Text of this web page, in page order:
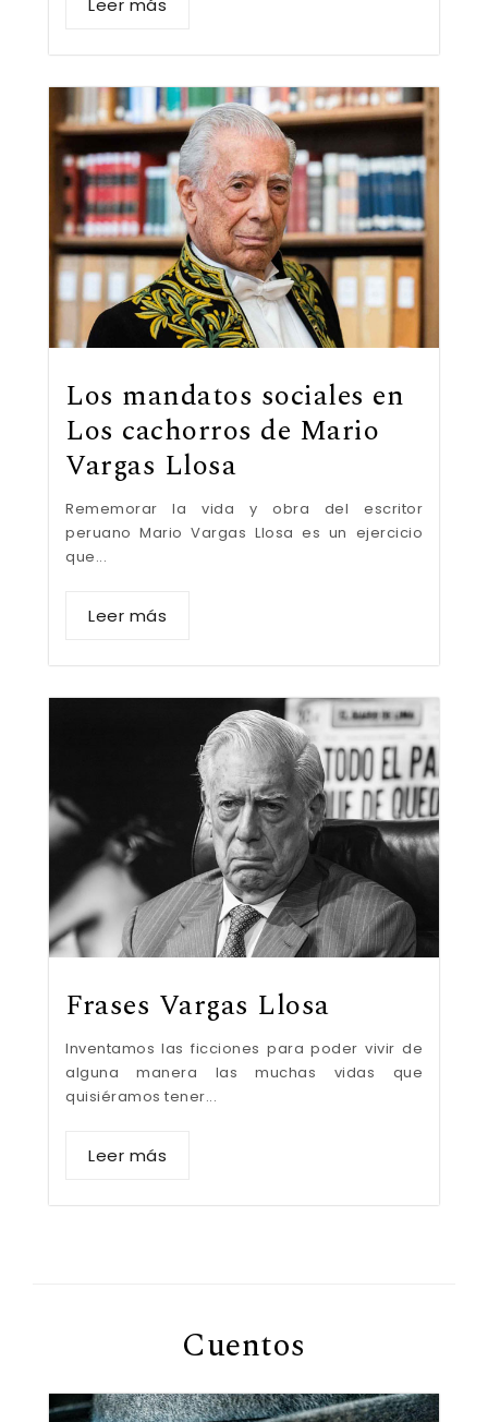
Leer más
Los mandatos sociales en
Los cachorros de Mario
Vargas Llosa
Rememorar la vida y obra del escritor
peruano Mario Vargas Llosa es un ejercicio
que...
Leer más
Frases Vargas Llosa
Inventamos las ficciones para poder vivir de
alguna manera las muchas vidas que
quisiéramos tener...
Leer más
Cuentos